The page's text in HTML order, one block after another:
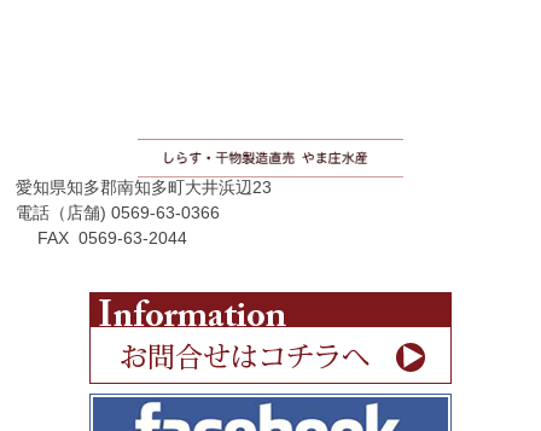
愛知県知多郡南知多町大井浜辺23
電話（店舗) 0569-63-0366
FAX 0569-63-2044